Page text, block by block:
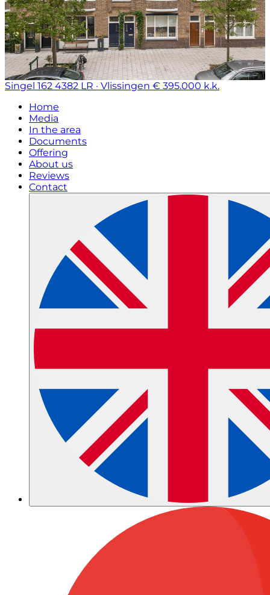
Singel 162 4382 LR · Vlissingen € 395.000 k.k.
Home
Media
In the area
Documents
Offering
About us
Reviews
Contact